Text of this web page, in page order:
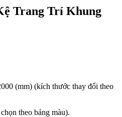
Trang Trí Khung
(mm) (kích thước thay đổi theo
theo bảng màu).